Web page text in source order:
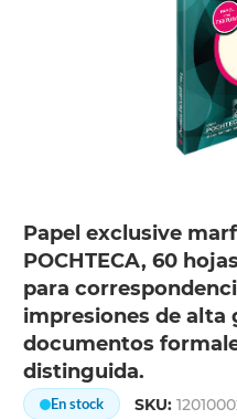
Papel exclusive
POCHTECA, 60
para
impresiones de alta
documentos
distinguida.
En stock SKU: